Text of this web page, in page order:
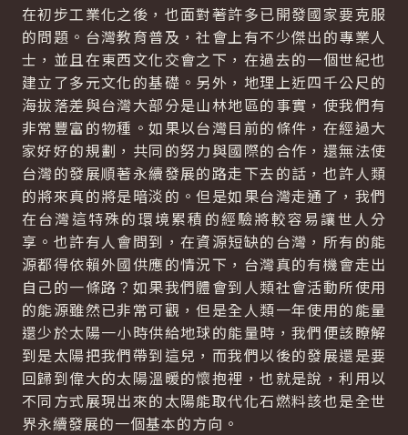
在初步工業化之後，也面對著許多已開發國家要克服
的問題。台灣教育普及，社會上有不少傑出的專業人
士，並且在東西文化交會之下，在過去的一個世紀也
建立了多元文化的基礎。另外，地理上近四千公尺的
海拔落差與台灣大部分是山林地區的事實，使我們有
非常豐富的物種。如果以台灣目前的條件，在經過大
家好好的規劃，共同的努力與國際的合作，還無法使
台灣的發展順著永續發展的路走下去的話，也許人類
的將來真的將是暗淡的。但是如果台灣走通了，我們
在台灣這特殊的環境累積的經驗將較容易讓世人分
享。也許有人會問到，在資源短缺的台灣，所有的能
源都得依賴外國供應的情況下，台灣真的有機會走出
自己的一條路？如果我們體會到人類社會活動所使用
的能源雖然已非常可觀，但是全人類一年使用的能量
還少於太陽一小時供給地球的能量時，我們便該瞭解
到是太陽把我們帶到這兒，而我們以後的發展還是要
回歸到偉大的太陽溫暖的懷抱裡，也就是說，利用以
不同方式展現出來的太陽能取代化石燃料該也是全世
界永續發展的一個基本的方向。